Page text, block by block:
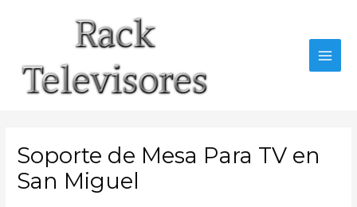
Soporte de Mesa Para TV en
San Miguel